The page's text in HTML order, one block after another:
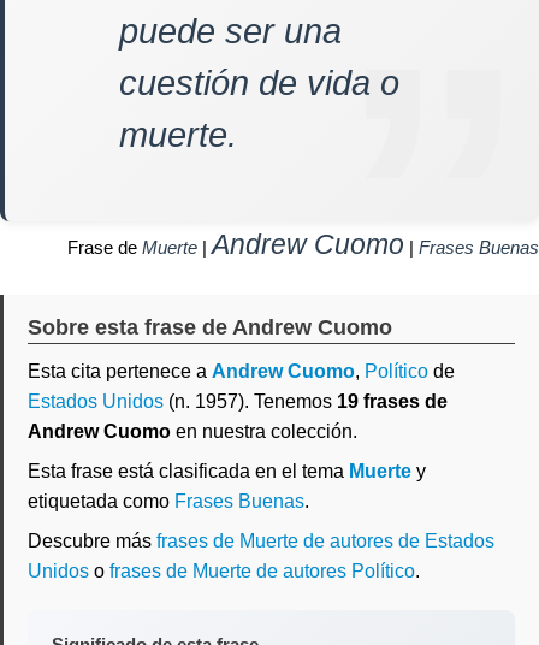
puede ser una
cuestión de vida o
muerte.
Frase de Muerte |Andrew Cuomo | Frases Buenas
Sobre esta frase de Andrew Cuomo
Esta cita pertenece a Andrew Cuomo, Político de
Estados Unidos (n. 1957). Tenemos 19 frases de
Andrew Cuomo en nuestra colección.
Esta frase está clasificada en el tema Muerte y
etiquetada como Frases Buenas.
Descubre más frases de Muerte de autores de Estados
Unidos o frases de Muerte de autores Político.